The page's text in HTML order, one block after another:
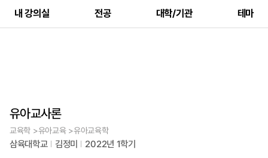
내 강의실 전공 대학/기관 테마
유아교사론
교육학 >유아교육 >유아교육학
삼육대학교 김정미 2022년 1학기